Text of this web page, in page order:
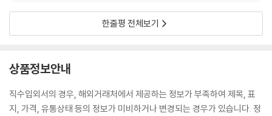
한줄평 전체보기
상품정보안내
직수입외서의 경우, 해외거래처에서 제공하는 정보가 부족하여 제목, 표
지, 가격, 유통상태 등의 정보가 미비하거나 변경되는 경우가 있습니다. 정